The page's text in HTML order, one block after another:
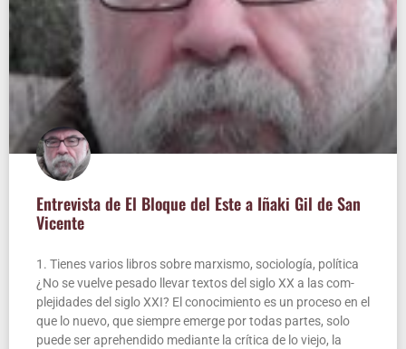
Entre­vis­ta de El Blo­que del Este a Iña­ki Gil de San
Vicente
1. Tie­nes varios libros sobre mar­xis­mo, socio­lo­gía, polí­ti­ca
¿No se vuel­ve pesa­do lle­var tex­tos del siglo XX a las com­
ple­ji­da­des del siglo XXI? El cono­ci­mien­to es un pro­ce­so en el
que lo nue­vo, que siem­pre emer­ge por todas par­tes, solo
pue­de ser aprehen­di­do median­te la crí­ti­ca de lo vie­jo, la